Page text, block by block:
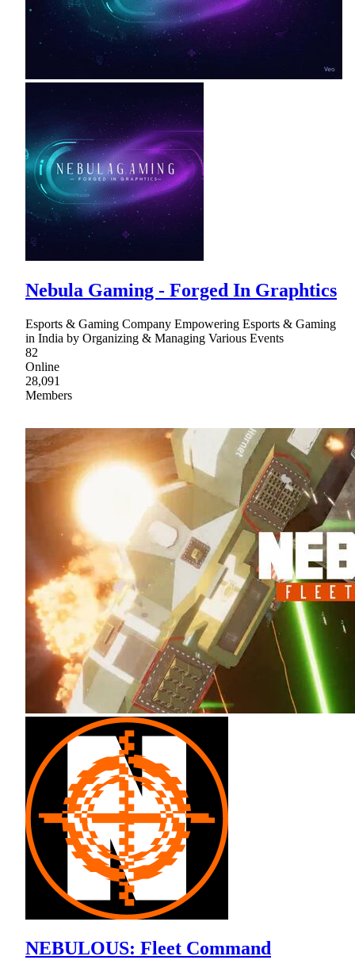
Nebula Gaming - Forged In Graphtics
Esports & Gaming Company Empowering Esports & Gaming
in India by Organizing & Managing Various Events
82
Online
28,091
Members
NEBULOUS: Fleet Command